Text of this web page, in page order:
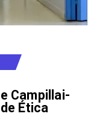
Campillai-
Ética